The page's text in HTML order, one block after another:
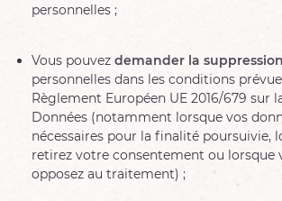
personnelles ;
Vous pouvez demander la suppression
personnelles dans les conditions
Règlement Européen UE 2016/679 sur
Données (notamment lorsque vos
nécessaires pour la finalité poursuivie,
retirez votre consentement ou lorsque
opposez au traitement) ;